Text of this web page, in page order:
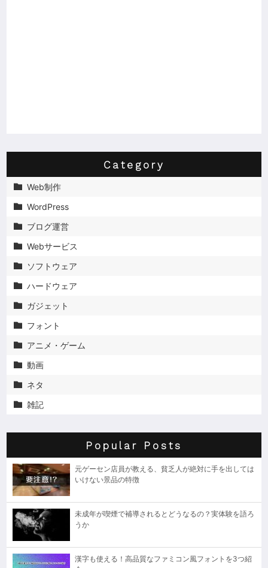
Category
 Web制作
 WordPress
 ブログ運営
 Webサービス
 ソフトウェア
 ハードウェア
 ガジェット
 フォント
 アニメ・ゲーム
 動画
 ネタ
 雑記
Popular Posts
元ゲーセン店員が教える、貧乏人が絶対に手を出しては
いけない景品の特徴
未成年が喫煙で補導されるとどうなるの？実体験を語ろ
うか
漢字も使える！高品質なファミコン風フォントを3つ紹